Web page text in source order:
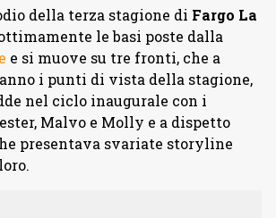
della terza stagione di Fargo La
le basi poste dalla
e si muove su tre fronti, che a
i punti di vista della stagione,
nel ciclo inaugurale con i
Malvo e Molly e a dispetto
presentava svariate storyline